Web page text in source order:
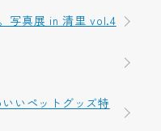
写真展 in 清里 vol.4
いペットグッズ特